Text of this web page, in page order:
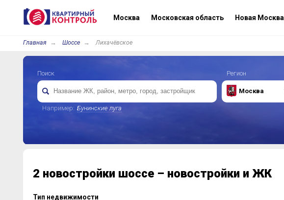
Москва Московская область Новая Москва
Главная Шоссе Лихачёвское
Поиск
Например: Бунинские луга
Регион
Москва
2 новостройки шоссе – новостройки и ЖК
Тип недвижимости